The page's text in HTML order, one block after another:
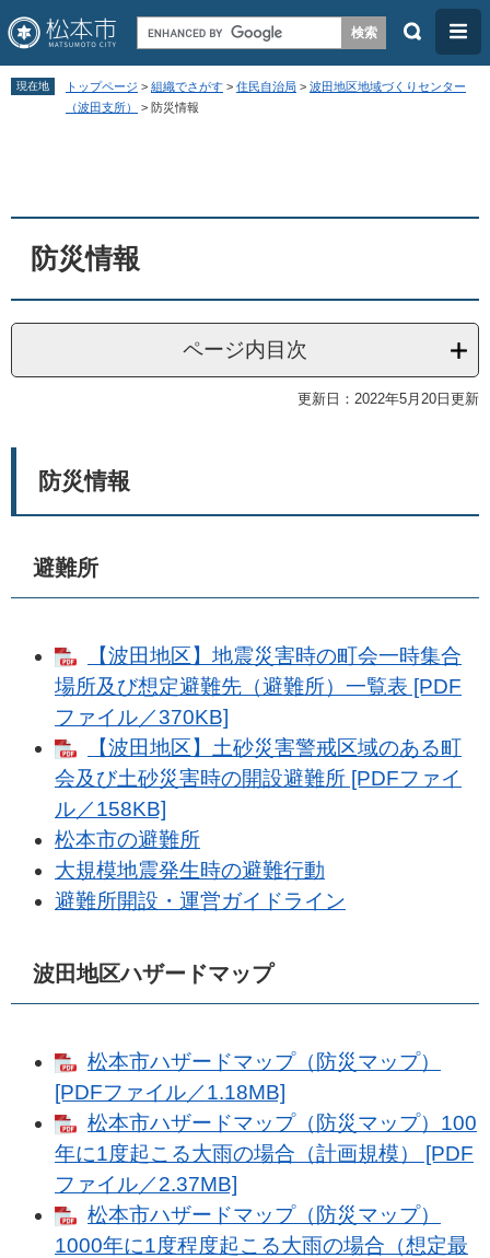
ペ
す
。
メ
し
て
検
メ
ニ
ュ
現在地 トップページ > 組織でさがす > 住民自治局 > 波田地区地域づくりセンター
（波田支所）
> 防災情報
防災情報
ページ内目次
更新日：2022年5月20日更新
防災情報
避難所
【波田地区】地震災害時の町会一時集合
場所及び想定避難先（避難所）一覧表 [PDF
ファイル／370KB]
【波田地区】土砂災害警戒区域のある町
会及び土砂災害時の開設避難所 [PDFファイ
ル／158KB]
松本市の避難所
大規模地震発生時の避難行動
避難所開設・運営ガイドライン
波田地区ハザードマップ
松本市ハザードマップ（防災マップ）
[PDFファイル／1.18MB]
松本市ハザードマップ（防災マップ）100
年に1度起こる大雨の場合（計画規模） [PDF
ファイル／2.37MB]
松本市ハザードマップ（防災マップ）
1000年に1度程度起こる大雨の場合（想定最